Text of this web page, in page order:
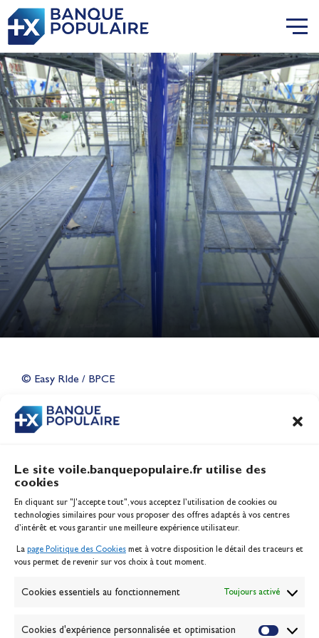
Le site voile.banquepopulaire.fr utilise des
cookies
En cliquant sur "J'accepte tout", vous acceptez l’utilisation de cookies ou
technologies similaires pour vous proposer des offres adaptés à vos centres
d’intérêt et vous garantir une meilleure expérience utilisateur.
La page Politique des Cookies met à votre disposition le détail des traceurs et
vous permet de revenir sur vos choix à tout moment.
Cookies essentiels au fonctionnement Toujours activé
Cookies d'expérience personnalisée et optimisation
© Easy RIde / BPCE
CONTENU
Lauriane Nolot en or à Long
Jeux Olympiques 2028
Inscription serveur média
Contact
Politique des cookies
Banque de la voile
Passion Voile TV